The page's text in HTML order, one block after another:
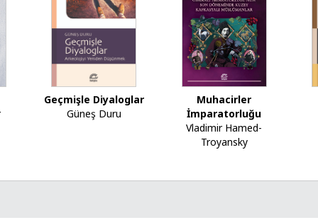
Geçmişle Diyaloglar
Güneş Duru
Muhacirler
İmparatorluğu
Vladimir Hamed-
Troyansky